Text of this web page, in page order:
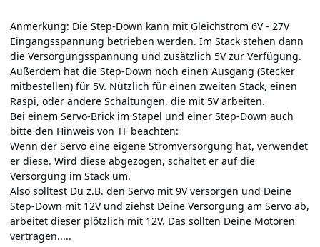
Anmerkung: Die Step-Down kann mit Gleichstrom 6V - 27V
Eingangsspannung betrieben werden. Im Stack stehen dann
die Versorgungsspannung und zusätzlich 5V zur Verfügung.
Außerdem hat die Step-Down noch einen Ausgang (Stecker
mitbestellen) für 5V. Nützlich für einen zweiten Stack, einen
Raspi, oder andere Schaltungen, die mit 5V arbeiten.
Bei einem Servo-Brick im Stapel und einer Step-Down auch
bitte den Hinweis von TF beachten:
Wenn der Servo eine eigene Stromversorgung hat, verwendet
er diese. Wird diese abgezogen, schaltet er auf die
Versorgung im Stack um.
Also solltest Du z.B. den Servo mit 9V versorgen und Deine
Step-Down mit 12V und ziehst Deine Versorgung am Servo ab,
arbeitet dieser plötzlich mit 12V. Das sollten Deine Motoren
vertragen.....